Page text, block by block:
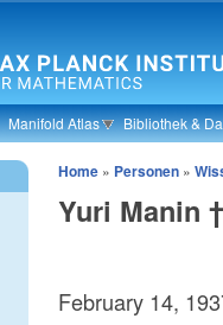
Manifold Atlas Bibliothek &
Home » Personen »
Yuri Manin †
February 14,